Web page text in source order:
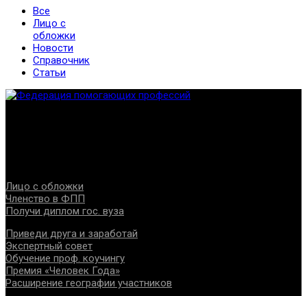
Все
Лицо с
обложки
Новости
Справочник
Статьи
Лицо с обложки
Членство в ФПП
Получи диплом гос. вуза
Приведи друга и заработай
Экспертный совет
Обучение проф. коучингу
Премия «Человек Года»
Расширение географии участников